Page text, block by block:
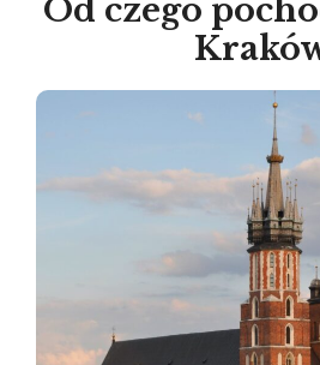
Od czego